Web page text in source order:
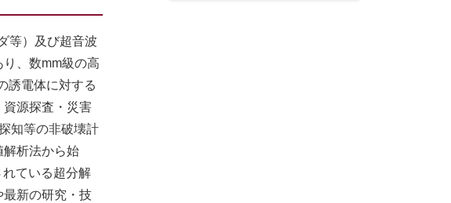
等）及び超音波
、数mm級の高
誘電体に対する
源探査・災害
知等の非破壊計
解析法から始
ている超分解
新の研究・技